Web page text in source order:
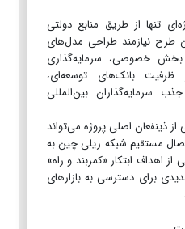
تنها از طریق منابع دولتی
طرح نیازمند طراحی مدل‌های
بخش خصوصی، سرمایه‌گذاری
ظرفیت بانک‌های توسعه‌ای،
سرمایه‌گذاران بین‌المللی
ذینفعان اصلی پروژه می‌تواند
مستقیم شبکه ریلی چین به
از اهداف ابتکار «کمربند و راه»
برای دسترسی به بازارهای